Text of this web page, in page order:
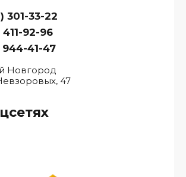
301-33-22
411-92-96
944-41-47
Новгород
47